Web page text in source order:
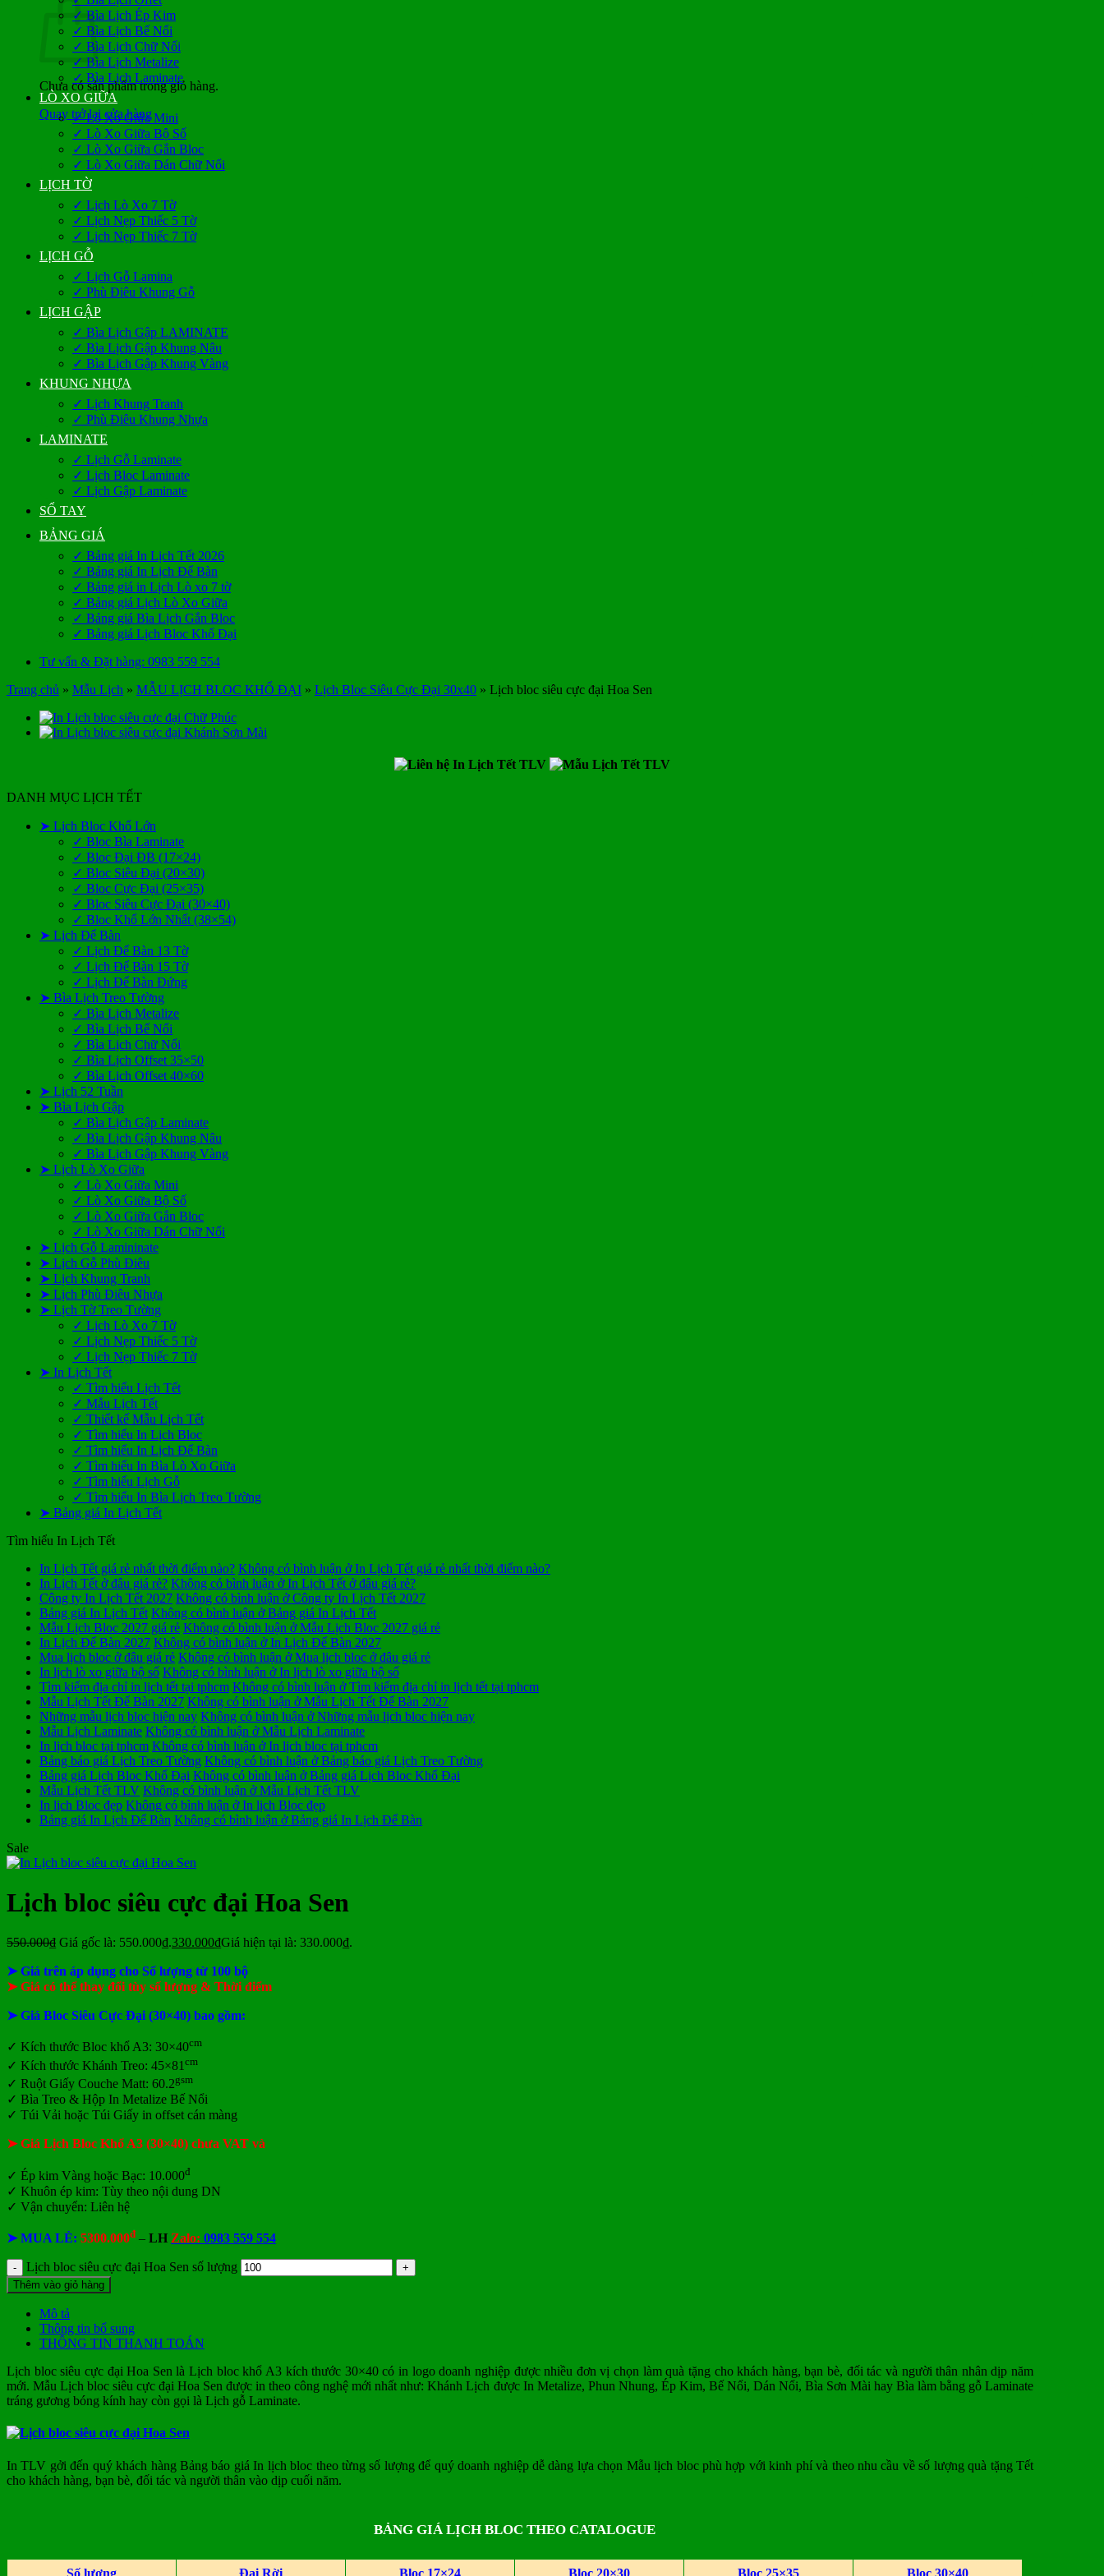
Chưa có sản phẩm trong giỏ hàng.
Quay trở lại cửa hàng
✓ Bìa Lịch Ép Kim
✓ Bìa Lịch Bế Nổi
✓ Bìa Lịch Chữ Nổi
✓ Bìa Lịch Metalize
✓ Bìa Lịch Laminate
LÒ XO GIỮA
✓ Lò Xo Giữa Mini
✓ Lò Xo Giữa Bộ Số
✓ Lò Xo Giữa Gắn Bloc
✓ Lò Xo Giữa Dán Chữ Nổi
LỊCH TỜ
✓ Lịch Lò Xo 7 Tờ
✓ Lịch Nẹp Thiếc 5 Tờ
✓ Lịch Nẹp Thiếc 7 Tờ
LỊCH GỖ
✓ Lịch Gỗ Lamina
✓ Phù Điêu Khung Gỗ
LỊCH GẬP
✓ Bìa Lịch Gập LAMINATE
✓ Bìa Lịch Gập Khung Nâu
✓ Bìa Lịch Gập Khung Vàng
KHUNG NHỰA
✓ Lịch Khung Tranh
✓ Phù Điêu Khung Nhựa
LAMINATE
✓ Lịch Gỗ Laminate
✓ Lịch Bloc Laminate
✓ Lịch Gập Laminate
SỔ TAY
BẢNG GIÁ
✓ Bảng giá In Lịch Tết 2026
✓ Bảng giá In Lịch Để Bàn
✓ Bảng giá in Lịch Lò xo 7 tờ
✓ Bảng giá Lịch Lò Xo Giữa
✓ Bảng giá Bìa Lịch Gắn Bloc
✓ Bảng giá Lịch Bloc Khổ Đại
Tư vấn & Đặt hàng: 0983 559 554
Trang chủ » Mẫu Lịch » MẪU LỊCH BLOC KHỔ ĐẠI » Lịch Bloc Siêu Cực Đại 30x40 » Lịch bloc siêu cực đại Hoa Sen
DANH MỤC LỊCH TẾT
➤ Lịch Bloc Khổ Lớn
✓ Bloc Bìa Laminate
✓ Bloc Đại ĐB (17×24)
✓ Bloc Siêu Đại (20×30)
✓ Bloc Cực Đại (25×35)
✓ Bloc Siêu Cực Đại (30×40)
✓ Bloc Khổ Lớn Nhất (38×54)
➤ Lịch Để Bàn
✓ Lịch Để Bàn 13 Tờ
✓ Lịch Để Bàn 15 Tờ
✓ Lịch Để Bàn Đứng
➤ Bìa Lịch Treo Tường
✓ Bìa Lịch Metalize
✓ Bìa Lịch Bế Nổi
✓ Bìa Lịch Chữ Nổi
✓ Bìa Lịch Offset 35×50
✓ Bìa Lịch Offset 40×60
➤ Lịch 52 Tuần
➤ Bìa Lịch Gập
✓ Bìa Lịch Gập Laminate
✓ Bìa Lịch Gập Khung Nâu
✓ Bìa Lịch Gập Khung Vàng
➤ Lịch Lò Xo Giữa
✓ Lò Xo Giữa Mini
✓ Lò Xo Giữa Bộ Số
✓ Lò Xo Giữa Gắn Bloc
✓ Lò Xo Giữa Dán Chữ Nổi
➤ Lịch Gỗ Lamininate
➤ Lịch Gỗ Phù Điêu
➤ Lịch Khung Tranh
➤ Lịch Phù Điêu Nhựa
➤ Lịch Tờ Treo Tường
✓ Lịch Lò Xo 7 Tờ
✓ Lịch Nẹp Thiếc 5 Tờ
✓ Lịch Nẹp Thiếc 7 Tờ
➤ In Lịch Tết
✓ Tìm hiểu Lịch Tết
✓ Mẫu Lịch Tết
✓ Thiết kế Mẫu Lịch Tết
✓ Tìm hiểu In Lịch Bloc
✓ Tìm hiểu In Lịch Để Bàn
✓ Tìm hiểu In Bìa Lò Xo Giữa
✓ Tìm hiểu Lịch Gỗ
✓ Tìm hiểu In Bìa Lịch Treo Tường
➤ Bảng giá In Lịch Tết
Tìm hiểu In Lịch Tết
In Lịch Tết giá rẻ nhất thời điểm nào? Không có bình luận ở In Lịch Tết giá rẻ nhất thời điểm nào?
In Lịch Tết ở đâu giá rẻ? Không có bình luận ở In Lịch Tết ở đâu giá rẻ?
Công ty In Lịch Tết 2027 Không có bình luận ở Công ty In Lịch Tết 2027
Bảng giá In Lịch Tết Không có bình luận ở Bảng giá In Lịch Tết
Mẫu Lịch Bloc 2027 giá rẻ Không có bình luận ở Mẫu Lịch Bloc 2027 giá rẻ
In Lịch Để Bàn 2027 Không có bình luận ở In Lịch Để Bàn 2027
Mua lịch bloc ở đâu giá rẻ Không có bình luận ở Mua lịch bloc ở đâu giá rẻ
In lịch lò xo giữa bộ số Không có bình luận ở In lịch lò xo giữa bộ số
Tìm kiếm địa chỉ in lịch tết tại tphcm Không có bình luận ở Tìm kiếm địa chỉ in lịch tết tại tphcm
Mẫu Lịch Tết Để Bàn 2027 Không có bình luận ở Mẫu Lịch Tết Để Bàn 2027
Những mẫu lịch bloc hiện nay Không có bình luận ở Những mẫu lịch bloc hiện nay
Mẫu Lịch Laminate Không có bình luận ở Mẫu Lịch Laminate
In lịch bloc tại tphcm Không có bình luận ở In lịch bloc tại tphcm
Bảng báo giá Lịch Treo Tường Không có bình luận ở Bảng báo giá Lịch Treo Tường
Bảng giá Lịch Bloc Khổ Đại Không có bình luận ở Bảng giá Lịch Bloc Khổ Đại
Mẫu Lịch Tết TLV Không có bình luận ở Mẫu Lịch Tết TLV
In lịch Bloc đẹp Không có bình luận ở In lịch Bloc đẹp
Bảng giá In Lịch Để Bàn Không có bình luận ở Bảng giá In Lịch Để Bàn
Sale
Lịch bloc siêu cực đại Hoa Sen
550.000₫ Giá gốc là: 550.000₫.330.000₫Giá hiện tại là: 330.000₫.
➤ Giá trên áp dụng cho Số lượng từ 100 bộ
➤ Giá có thể thay đổi tùy số lượng & Thời điểm
➤ Giá Bloc Siêu Cực Đại (30×40) bao gồm:
✓ Kích thước Bloc khổ A3: 30×40cm
✓ Kích thước Khánh Treo: 45×81 cm
✓ Ruột Giấy Couche Matt: 60.2gsm
✓ Bìa Treo & Hộp In Metalize Bế Nổi
✓ Túi Vải hoặc Túi Giấy in offset cán màng
➤ Giá Lịch Bloc Khổ A3 (30×40) chưa VAT và
✓ Ép kim Vàng hoặc Bạc: 10.000đ
✓ Khuôn ép kim: Tùy theo nội dung DN
✓ Vận chuyển: Liên hệ
➤ MUA LẺ: 5300.000đ – LH Zalo: 0983 559 554
Lịch bloc siêu cực đại Hoa Sen số lượng
Thêm vào giỏ hàng
Mô tả
Thông tin bổ sung
THÔNG TIN THANH TOÁN
Lịch bloc siêu cực đại Hoa Sen là Lịch bloc khổ A3 kích thước 30×40 có in logo doanh nghiệp được nhiều đơn vị chọn làm quà tặng cho khách hàng, bạn bè, đối tác và người thân nhân dịp năm
mới.Mẫu Lịch bloc siêu cực đại Hoa Sen được in theo công nghệ mới nhất như: Khánh Lịch được In Metalize, Phun Nhung, Ép Kim, Bế Nổi, Dán Nổi, Bìa Sơn Mài hay Bìa làm bằng gỗ Laminate
tráng gương bóng kính hay còn gọi là Lịch gỗ Laminate.
In TLV gởi đến quý khách hàng Bảng báo giá In lịch bloc theo từng số lượng để quý doanh nghiệp dễ dàng lựa chọn Mẫu lịch bloc phù hợp với kinh phí và theo nhu cầu về số lượng quà tặng Tết
cho khách hàng, bạn bè, đối tác và người thân vào dịp cuối năm.
BẢNG GIÁ LỊCH BLOC THEO CATALOGUE
Số lượng Đại Rời Bloc 17×24 Bloc 20×30 Bloc 25×35 Bloc 30×40